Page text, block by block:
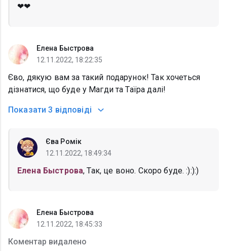
❤❤
Елена Быстрова
12.11.2022, 18:22:35
Єво, дякую вам за такий подарунок! Так хочеться
дізнатися, що буде у Магди та Таїра далі!
Показати 3 відповіді
Єва Ромік
12.11.2022, 18:49:34
Елена Быстрова, Так, це воно. Скоро буде. :):):)
Елена Быстрова
12.11.2022, 18:45:33
Коментар видалено